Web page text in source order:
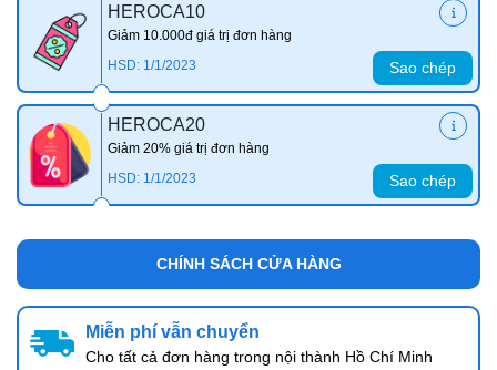
HEROCA10
Giảm 10.000đ giá trị đơn hàng
HSD: 1/1/2023
Sao chép
HEROCA20
Giảm 20% giá trị đơn hàng
HSD: 1/1/2023
Sao chép
CHÍNH SÁCH CỬA HÀNG
Miễn phí vẫn chuyển
Cho tất cả đơn hàng trong nội thành Hồ Chí Minh